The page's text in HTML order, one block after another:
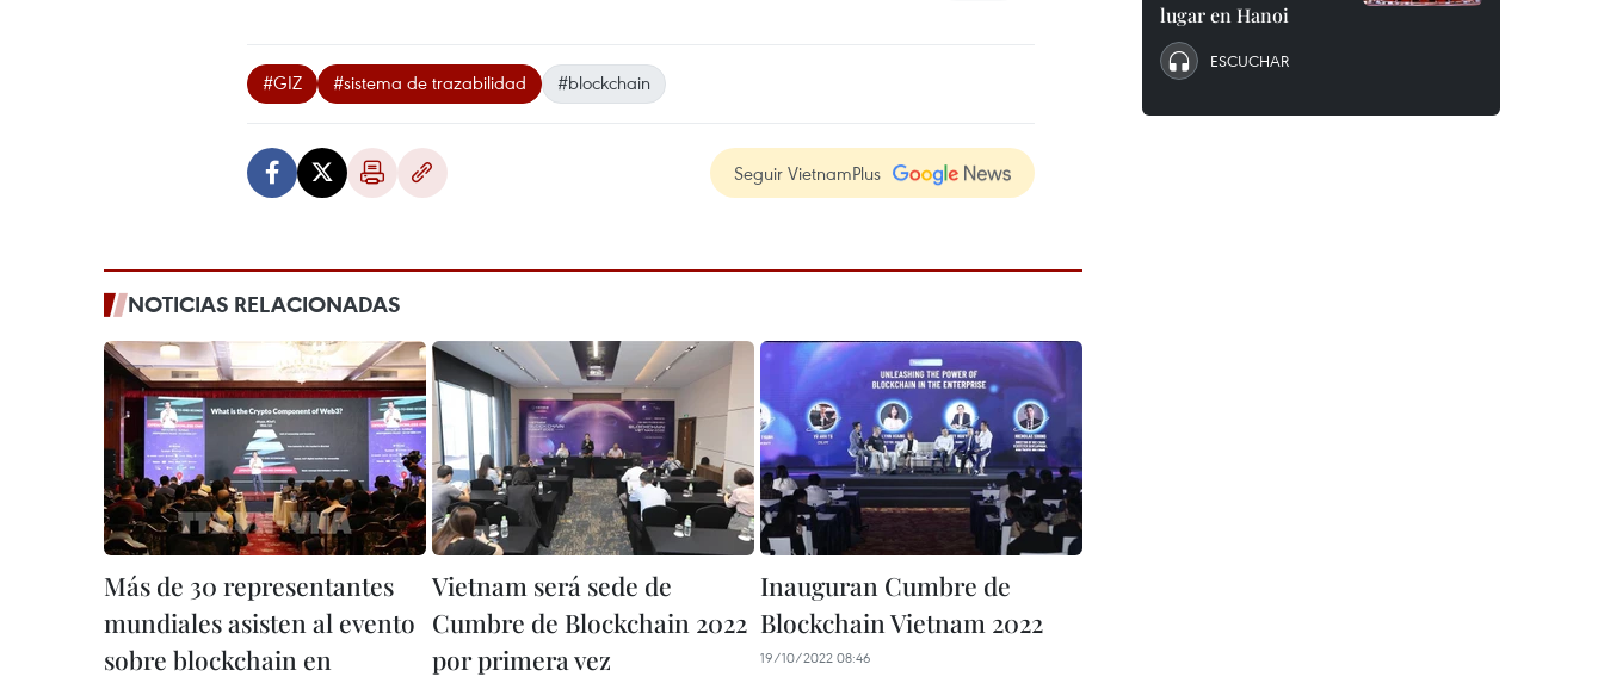
#GIZ #sistema de trazabilidad #blockchain
Seguir VietnamPlus
NOTICIAS RELACIONADAS
Más de 30 representantes
mundiales asisten al evento
sobre blockchain en
Vietnam será sede de
Cumbre de Blockchain 2022
por primera vez
Inauguran Cumbre de
Blockchain Vietnam 2022
19/10/2022 08:46
lugar en Hanoi
ESCUCHAR